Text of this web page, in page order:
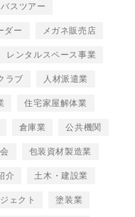
バスツアー
ダー メガネ販売店
レンタルスペース事業
ラブ 人材派遣業
住宅家屋解体業
倉庫業 公共機関
包装資材製造業
介 土木・建設業
ェクト 塗装業